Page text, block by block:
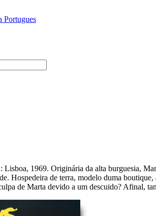
1969. Originária da alta burguesia,
Hospedeira de terra, modelo duma
de Marta devido a um descuido? Afinal,